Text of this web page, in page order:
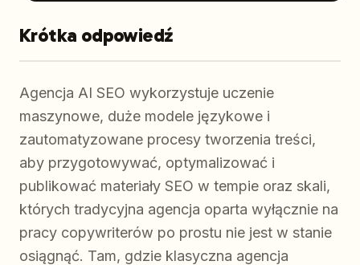
Krótka odpowiedź
Agencja AI SEO wykorzystuje uczenie
maszynowe, duże modele językowe i
zautomatyzowane procesy tworzenia treści,
aby przygotowywać, optymalizować i
publikować materiały SEO w tempie oraz skali,
których tradycyjna agencja oparta wyłącznie na
pracy copywriterów po prostu nie jest w stanie
osiągnąć. Tam, gdzie klasyczna agencja